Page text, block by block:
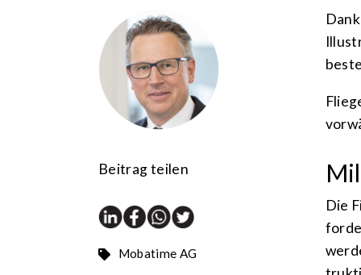
Beitrag teilen
Mobatime AG
Die